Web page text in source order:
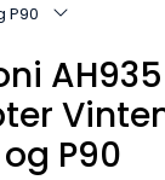
P90
P90